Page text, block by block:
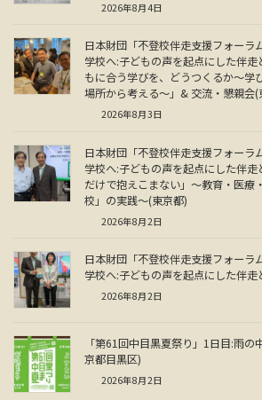
2026年8月4日
日本財団「不登校伴走支援フォーラ
学校へ:子どもの声を起点にした伴
もに合う学びを、どうつくるか～学
場所から考える～」& 交流・懇親会(
2026年8月3日
日本財団「不登校伴走支援フォーラ
学校へ:子どもの声を起点にした伴
だけで抱えこまない」～教育・医療
校」の実践～(東京都)
2026年8月2日
日本財団「不登校伴走支援フォーラ
学校へ:子どもの声を起点にした伴
2026年8月2日
「第61回中目黒夏祭り」1日目:雨
京都目黒区)
2026年8月2日